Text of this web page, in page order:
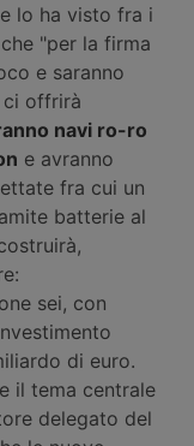
lo ha visto fra i
"per la firma
e saranno
ci offrirà
navi ro-ro
e avranno
fra cui un
batterie al
sei, con
di euro.
il tema centrale
delegato del